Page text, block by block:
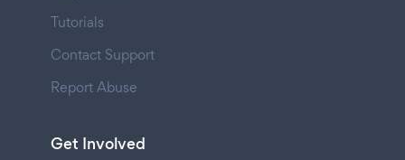
Tutorials
Contact Support
Report Abuse
Get Involved